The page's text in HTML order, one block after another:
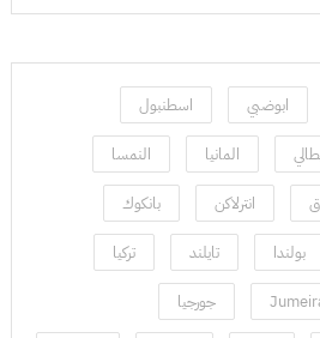
ابوضبي اسطنبول
المانيا النمسا
انترلاكن بانكوك
بولندا تايلند تركيا
جورجيا